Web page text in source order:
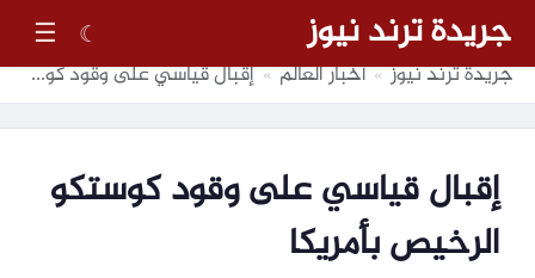
جريدة ترند نيوز ☾
☰
جريدة ترند نيوز » أخبار العالم » إقبال قياسي على وقود كوستكو الرخيص بأمريكا
إقبال قياسي على وقود كوستكو
الرخيص بأمريكا